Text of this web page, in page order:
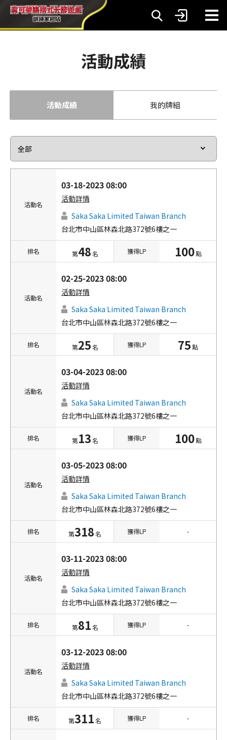
活動成績
活動成績 我的牌組
活動名
03-18-2023 08:00
活動詳情
Saka Saka Limited Taiwan Branch
台北市中山區林森北路372號6樓之一
排名 第48名 獲得LP 100點
活動名
02-25-2023 08:00
活動詳情
Saka Saka Limited Taiwan Branch
台北市中山區林森北路372號6樓之一
排名 第25名 獲得LP 75點
活動名
03-04-2023 08:00
活動詳情
Saka Saka Limited Taiwan Branch
台北市中山區林森北路372號6樓之一
排名 第13名 獲得LP 100點
活動名
03-05-2023 08:00
活動詳情
Saka Saka Limited Taiwan Branch
台北市中山區林森北路372號6樓之一
排名 第318名 獲得LP -
活動名
03-11-2023 08:00
活動詳情
Saka Saka Limited Taiwan Branch
台北市中山區林森北路372號6樓之一
排名 第81名 獲得LP -
活動名
03-12-2023 08:00
活動詳情
Saka Saka Limited Taiwan Branch
台北市中山區林森北路372號6樓之一
排名 第311名 獲得LP -